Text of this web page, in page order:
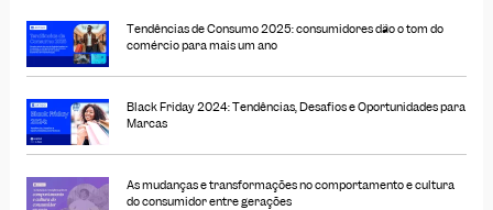
Tendências de Consumo 2025: consumidores dão o tom do
comércio para mais um ano
Black Friday 2024: Tendências, Desafios e Oportunidades para
Marcas
As mudanças e transformações no comportamento e cultura
do consumidor entre gerações